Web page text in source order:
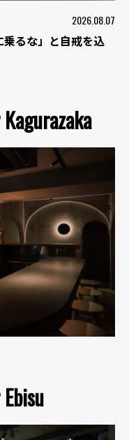
2026.08.07
るな」と自戒を込